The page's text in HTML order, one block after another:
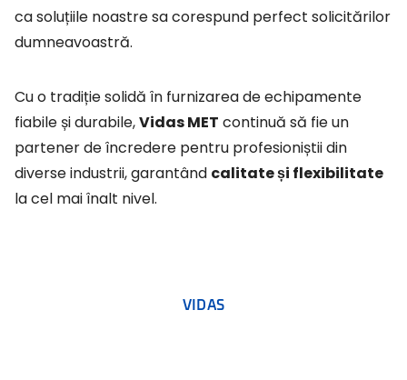
ca soluțiile noastre sa corespund perfect solicitărilor
dumneavoastră.
Cu o tradiție solidă în furnizarea de echipamente
fiabile și durabile,Vidas MET continuă să fie un
partener de încredere pentru profesioniștii din
diverse industrii, garantând calitate și flexibilitate
la cel mai înalt nivel.
VIDAS